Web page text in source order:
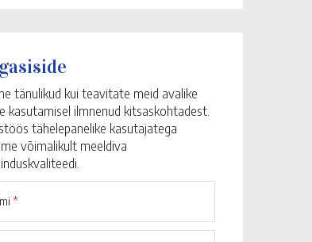
tänulikud kui teavitate meid avalike
kasutamisel ilmnenud kitsaskohtadest.
tähelepanelike kasutajatega
võimalikult meeldiva
*